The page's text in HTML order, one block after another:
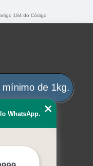
184 do Código
WhatsApp.
de 1kg.